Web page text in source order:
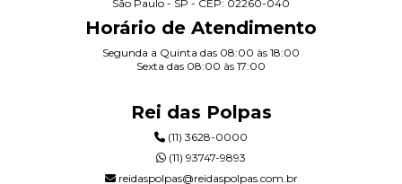
São Paulo - SP - CEP: 02260-040
Horário de Atendimento
Segunda a Quinta das 08:00 às 18:00
Sexta das 08:00 às 17:00
Rei das Polpas
(11) 3628-0000
(11) 93747-9893
reidaspolpas@reidaspolpas.com.br